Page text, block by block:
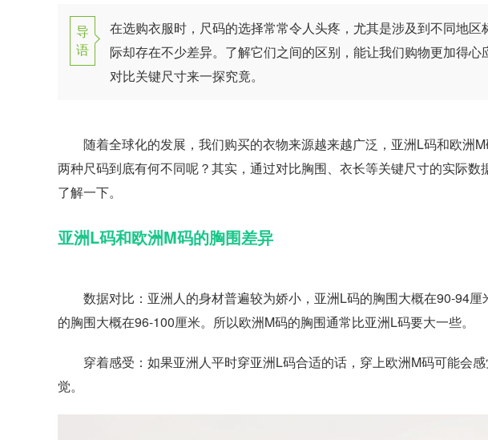
导
语
在选购衣服时，尺码的选择常常令人头疼，尤其是涉及到不同地
际却存在不少差异。了解它们之间的区别，能让我们购物更加得
对比关键尺寸来一探究竟。
随着全球化的发展，我们购买的衣物来源越来越广泛，亚洲L码和欧洲
两种尺码到底有何不同呢？其实，通过对比胸围、衣长等关键尺寸的实际
了解一下。
亚洲L码和欧洲M码的胸围差异
数据对比：亚洲人的身材普遍较为娇小，亚洲L码的胸围大概在90-94厘
的胸围大概在96-100厘米。所以欧洲M码的胸围通常比亚洲L码要大一些。
穿着感受：如果亚洲人平时穿亚洲L码合适的话，穿上欧洲M码可能会
觉。